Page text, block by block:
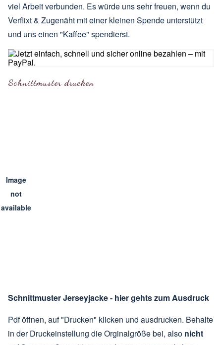
viel Arbeit verbunden. Es würde uns sehr freuen, wenn du
Verflixt & Zugenäht mit einer kleinen Spende unterstützt
und uns einen "Kaffee" spendierst.
Schnittmuster drucken
Image
not
available
Schnittmuster Jerseyjacke - hier gehts zum Ausdruck
Pdf öffnen, auf "Drucken" klicken und ausdrucken. Behalte
in der Druckeinstellung die Orginalgröße bei, also nicht